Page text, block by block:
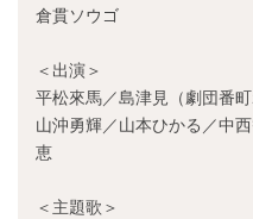
倉貫ソウゴ
＜出演＞
平松來馬／島津見（劇団番
山沖勇輝／山本ひかる／中
恵
＜主題歌＞